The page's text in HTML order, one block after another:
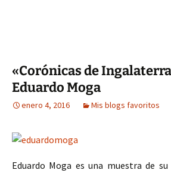
«Corónicas de
Eduardo Moga
enero 4, 2016 Mis blogs favoritos
Eduardo Moga es una muestra de su